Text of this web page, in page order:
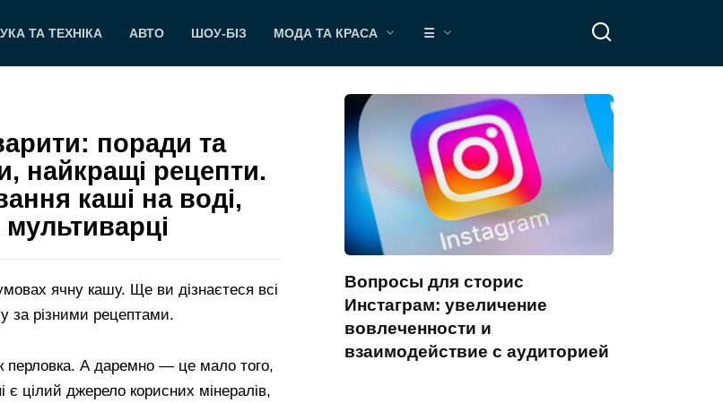
ТА ТЕХНІКА АВТО ШОУ-БІЗ МОДА ТА КРАСА ☰
поради та
найкращі рецепти.
каші на воді,
ячну кашу. Ще ви дізнаєтеся всі
за різними рецептами.
перловка. А даремно — це мало того,
цілий джерело корисних мінералів,
Вопросы для сторис
Инстаграм: увеличение
вовлеченности и
взаимодействие с аудиторией